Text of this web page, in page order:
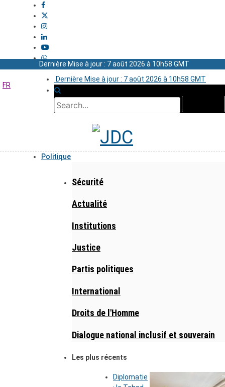
Dernière Mise à jour : 7 août 2026 à 10h58 GMT
Dernière Mise à jour : 7 août 2026 à 10h58 GMT
FR
Politique
Sécurité
Actualité
Institutions
Justice
Partis politiques
International
Droits de l'Homme
Dialogue national inclusif et souverain
Les plus récents
Diplomatie